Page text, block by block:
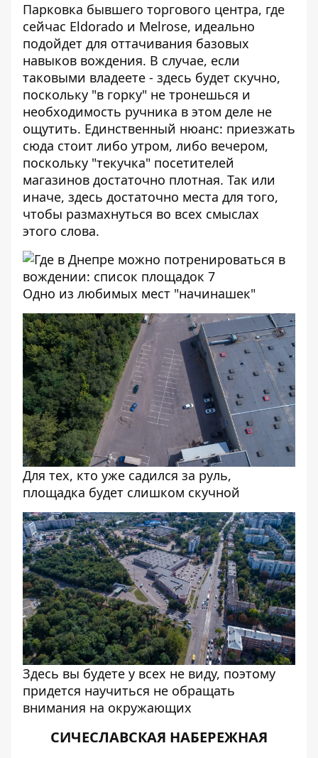
Парковка бывшего торгового центра, где
сейчас Eldorado и Melrose, идеально
подойдет для оттачивания базовых
навыков вождения. В случае, если
таковыми владеете - здесь будет скучно,
поскольку "в горку" не тронешься и
необходимость ручника в этом деле не
ощутить. Единственный нюанс: приезжать
сюда стоит либо утром, либо вечером,
поскольку "текучка" посетителей
магазинов достаточно плотная. Так или
иначе, здесь достаточно места для того,
чтобы размахнуться во всех смыслах
этого слова.
Одно из любимых мест "начинашек"
Для тех, кто уже садился за руль,
площадка будет слишком скучной
Здесь вы будете у всех не виду, поэтому
придется научиться не обращать
внимания на окружающих
СИЧЕСЛАВСКАЯ НАБЕРЕЖНАЯ